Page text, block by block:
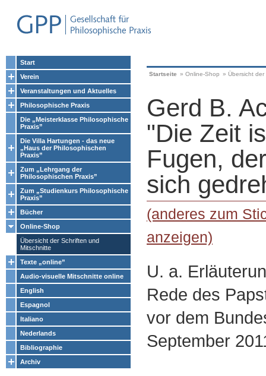
Start
Verein
Veranstaltungen und Aktuelles
Philosophische Praxis
Die „Meisterklasse Philosophische
Praxis”
Die Villa Hartungen - das neue
„Haus der Philosophischen
Praxis”
Zum „Lehrgang der
Philosophischen Praxis”
Zum „Studienkurs Philosophische
Praxis”
Bücher
Online-Shop
Übersicht der Schriften und
Mitschnitte
Texte „online”
Audio-visuelle Mitschnitte online
English
Espagnol
Italiano
Nederlands
Bibliographie
Archiv
Startseite » Online-Shop » Übersicht
Gerd B.
"Die Zeit
Fugen,
sich
(anderes zum
anzeigen)
U. a.
Rede des
vor dem
September